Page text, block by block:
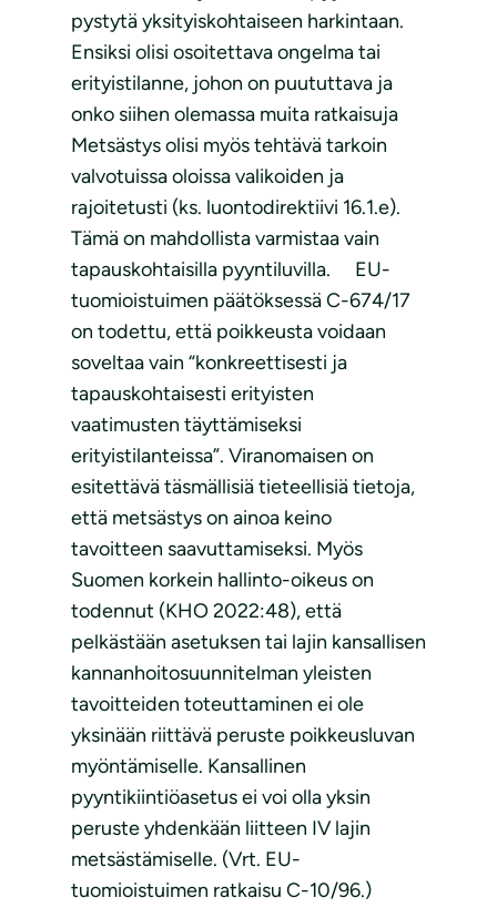
pystytä yksityiskohtaiseen harkintaan.
Ensiksi olisi osoitettava ongelma tai
erityistilanne, johon on puututtava ja
onko siihen olemassa muita ratkaisuja
Metsästys olisi myös tehtävä tarkoin
valvotuissa oloissa valikoiden ja
rajoitetusti (ks. luontodirektiivi 16.1.e).
Tämä on mahdollista varmistaa vain
tapauskohtaisilla pyyntiluvilla. EU-
tuomioistuimen päätöksessä C-674/17
on todettu, että poikkeusta voidaan
soveltaa vain “konkreettisesti ja
tapauskohtaisesti erityisten
vaatimusten täyttämiseksi
erityistilanteissa”. Viranomaisen on
esitettävä täsmällisiä tieteellisiä tietoja,
että metsästys on ainoa keino
tavoitteen saavuttamiseksi. Myös
Suomen korkein hallinto-oikeus on
todennut (KHO 2022:48), että
pelkästään asetuksen tai lajin kansallisen
kannanhoitosuunnitelman yleisten
tavoitteiden toteuttaminen ei ole
yksinään riittävä peruste poikkeusluvan
myöntämiselle. Kansallinen
pyyntikiintiöasetus ei voi olla yksin
peruste yhdenkään liitteen IV lajin
metsästämiselle. (Vrt. EU-
tuomioistuimen ratkaisu C-10/96.)